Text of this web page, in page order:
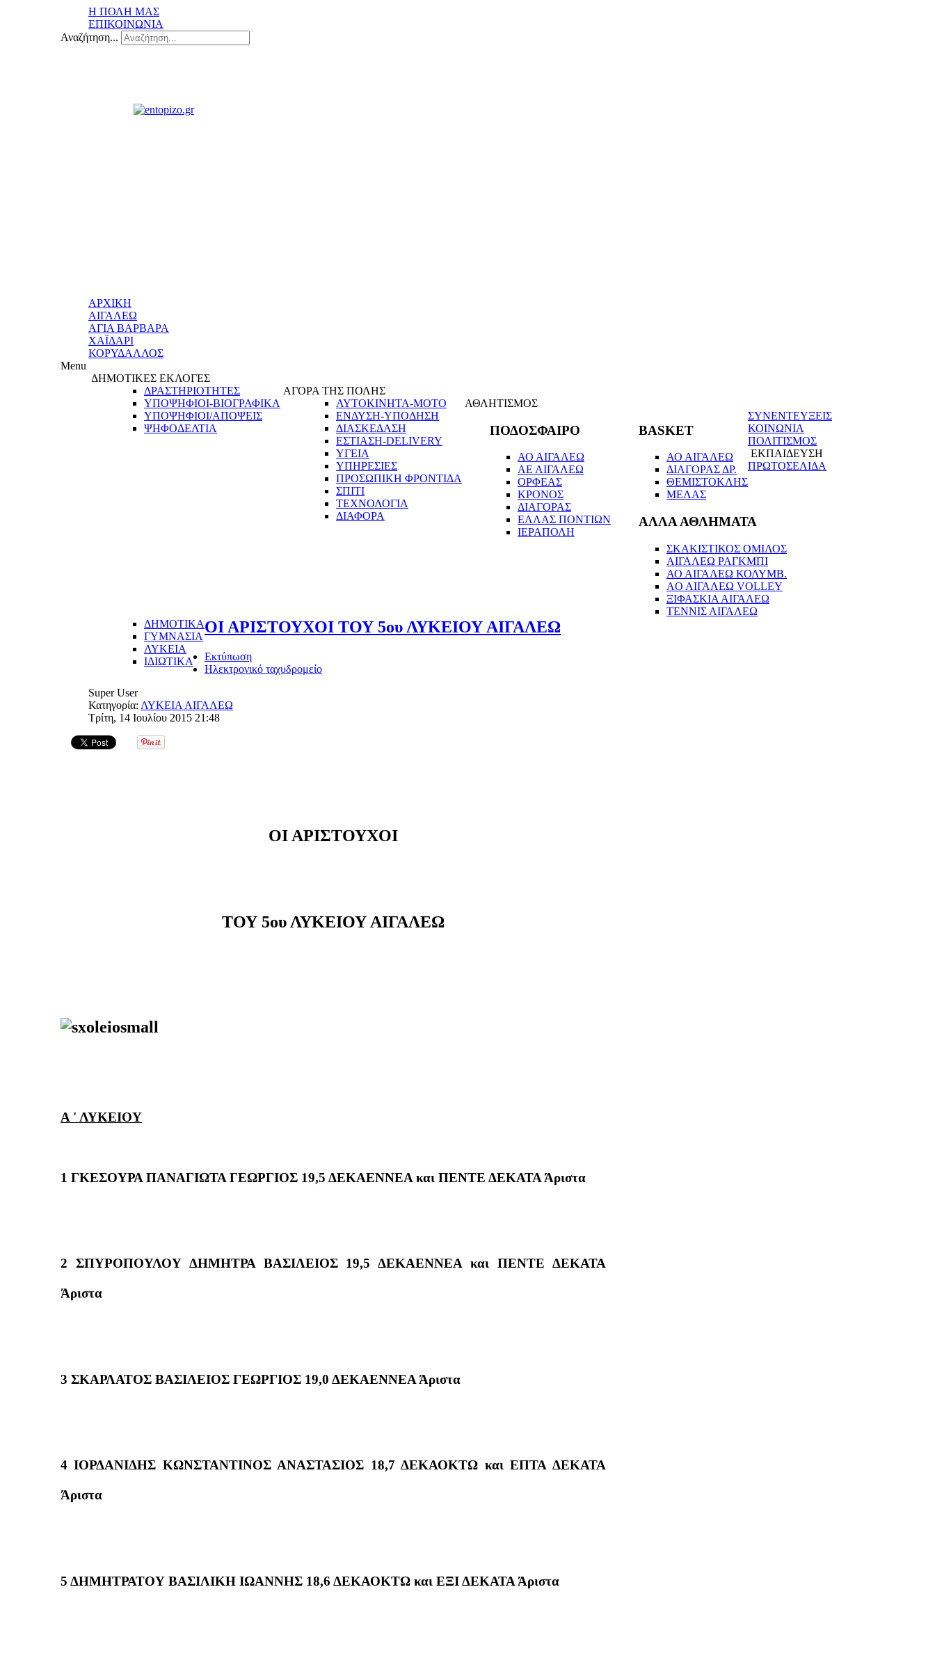
Η ΠΟΛΗ ΜΑΣ
ΕΠΙΚΟΙΝΩΝΙΑ
Αναζήτηση...
ΑΡΧΙΚΗ
ΑΙΓΑΛΕΩ
ΑΓΙΑ ΒΑΡΒΑΡΑ
ΧΑΪΔΑΡΙ
ΚΟΡΥΔΑΛΛΟΣ
Menu
ΔΗΜΟΤΙΚΕΣ ΕΚΛΟΓΕΣ
ΔΡΑΣΤΗΡΙΟΤΗΤΕΣ
ΥΠΟΨΗΦΙΟΙ-ΒΙΟΓΡΑΦΙΚΑ
ΥΠΟΨΗΦΙΟΙ/ΑΠΟΨΕΙΣ
ΨΗΦΟΔΕΛΤΙΑ
ΑΓΟΡΑ ΤΗΣ ΠΟΛΗΣ
ΑΥΤΟΚΙΝΗΤΑ-ΜΟΤΟ
ΕΝΔΥΣΗ-ΥΠΟΔΗΣΗ
ΔΙΑΣΚΕΔΑΣΗ
ΕΣΤΙΑΣΗ-DELIVERY
ΥΓΕΙΑ
ΥΠΗΡΕΣΙΕΣ
ΠΡΟΣΩΠΙΚΗ ΦΡΟΝΤΙΔΑ
ΣΠΙΤΙ
ΤΕΧΝΟΛΟΓΙΑ
ΔΙΑΦΟΡΑ
ΑΘΛΗΤΙΣΜΟΣ
ΠΟΔΟΣΦΑΙΡΟ
ΑΟ ΑΙΓΑΛΕΩ
ΑΕ ΑΙΓΑΛΕΩ
ΟΡΦΕΑΣ
ΚΡΟΝΟΣ
ΔΙΑΓΟΡΑΣ
ΕΛΛΑΣ ΠΟΝΤΙΩΝ
ΙΕΡΑΠΟΛΗ
BASKET
ΑΟ ΑΙΓΑΛΕΩ
ΔΙΑΓΟΡΑΣ ΔΡ.
ΘΕΜΙΣΤΟΚΛΗΣ
ΜΕΛΑΣ
ΑΛΛΑ ΑΘΛΗΜΑΤΑ
ΣΚΑΚΙΣΤΙΚΟΣ ΟΜΙΛΟΣ
ΑΙΓΑΛΕΩ ΡΑΓΚΜΠΙ
ΑΟ ΑΙΓΑΛΕΩ ΚΟΛΥΜΒ.
AO AIΓΑΛΕΩ VOLLEY
ΞΙΦΑΣΚΙΑ ΑΙΓΑΛΕΩ
ΤΕΝΝΙΣ ΑΙΓΑΛΕΩ
ΣΥΝΕΝΤΕΥΞΕΙΣ
ΚΟΙΝΩΝΙΑ
ΠΟΛΙΤΙΣΜΟΣ
ΕΚΠΑΙΔΕΥΣΗ
ΔΗΜΟΤΙΚΑ
ΓΥΜΝΑΣΙΑ
ΛΥΚΕΙΑ
ΙΔΙΩΤΙΚΑ
ΠΡΩΤΟΣΕΛΙΔΑ
ΟΙ ΑΡΙΣΤΟΥΧΟΙ ΤΟΥ 5ου ΛΥΚΕΙΟΥ ΑΙΓΑΛΕΩ
Εκτύπωση
Ηλεκτρονικό ταχυδρομείο
Super User
Κατηγορία: ΛΥΚΕΙΑ ΑΙΓΑΛΕΩ
Τρίτη, 14 Ιουλίου 2015 21:48
ΟΙ ΑΡΙΣΤΟΥΧΟΙ
ΤΟΥ 5ου ΛΥΚΕΙΟΥ ΑΙΓΑΛΕΩ
Α ' ΛΥΚΕΙΟΥ
1 ΓΚΕΣΟΥΡΑ ΠΑΝΑΓΙΩΤΑ ΓΕΩΡΓΙΟΣ 19,5 ΔΕΚΑΕΝΝΕΑ και ΠΕΝΤΕ ΔΕΚΑΤΑ Άριστα
2 ΣΠΥΡΟΠΟΥΛΟΥ ΔΗΜΗΤΡΑ ΒΑΣΙΛΕΙΟΣ 19,5 ΔΕΚΑΕΝΝΕΑ και ΠΕΝΤΕ ΔΕΚΑΤΑ
Άριστα
3 ΣΚΑΡΛΑΤΟΣ ΒΑΣΙΛΕΙΟΣ ΓΕΩΡΓΙΟΣ 19,0 ΔΕΚΑΕΝΝΕΑ Άριστα
4 ΙΟΡΔΑΝΙΔΗΣ ΚΩΝΣΤΑΝΤΙΝΟΣ ΑΝΑΣΤΑΣΙΟΣ 18,7 ΔΕΚΑΟΚΤΩ και ΕΠΤΑ ΔΕΚΑΤΑ
Άριστα
5 ΔΗΜΗΤΡΑΤΟΥ ΒΑΣΙΛΙΚΗ ΙΩΑΝΝΗΣ 18,6 ΔΕΚΑΟΚΤΩ και ΕΞΙ ΔΕΚΑΤΑ Άριστα